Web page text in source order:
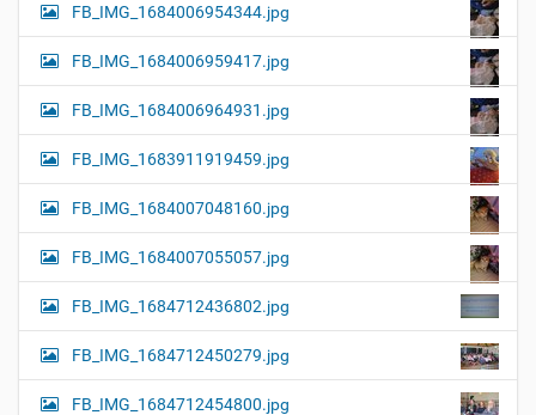
FB_IMG_1684006954344.jpg
FB_IMG_1684006959417.jpg
FB_IMG_1684006964931.jpg
FB_IMG_1683911919459.jpg
FB_IMG_1684007048160.jpg
FB_IMG_1684007055057.jpg
FB_IMG_1684712436802.jpg
FB_IMG_1684712450279.jpg
FB_IMG_1684712454800.jpg